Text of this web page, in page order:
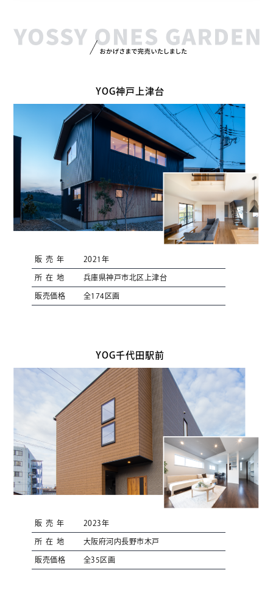
YOG神戸上津台
販売年 2021年
所在地 兵庫県神戸市北区上津台
販売価格 全174区画
YOG千代田駅前
販売年 2023年
所在地 大阪府河内長野市木戸
販売価格 全35区画